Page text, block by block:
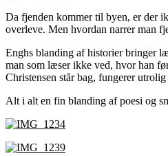
Da fjenden kommer til byen, er der
overleve. Men hvordan narrer man
Enghs blanding af historier bringer
man som læser ikke ved, hvor han
Christensen står bag, fungerer
Alt i alt en fin blanding af poesi og